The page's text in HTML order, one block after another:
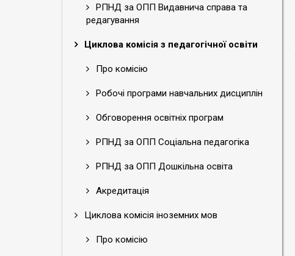
РПНД за ОПП Видавнича справа та
редагування
Циклова комісія з педагогічної освіти
Про комісію
Робочі програми навчальних дисциплін
Обговорення освітніх програм
РПНД за ОПП Соціальна педагогіка
РПНД за ОПП Дошкільна освіта
Акредитація
Циклова комісія іноземних мов
Про комісію